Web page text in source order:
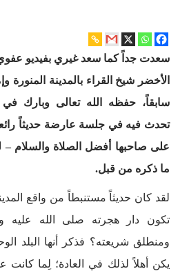
سعدت جداً كما سعد غيري بفيديو عفوي
الأخضر شيخ القراء بالمدينة المنورة
سابقاً، حفظه الله تعالى وبارك
تحدث فيه في جلسة عارضة حديثاً
على صاحبها أفضل الصلاة والسلام
ما ذكره من قبل.
لقد كان حديثاً مستنبطاً من واقع
تكون دار هجرته صلى الله عليه
ومنطلق شريعته؟ فذكر أنها البلد
يكن أهلاً لذلك في العادة؛ لِما